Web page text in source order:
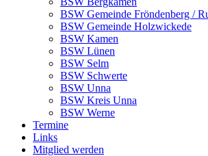
BSW Gemeinde Fröndenberg /
BSW Gemeinde Holzwickede
BSW Kamen
BSW Lünen
BSW Selm
BSW Schwerte
BSW Unna
BSW Kreis Unna
BSW Werne
Termine
Links
Mitglied werden